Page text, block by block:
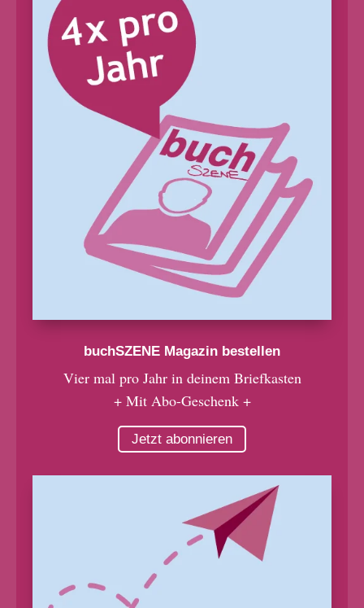
buchSZENE Magazin bestellen
Vier mal pro Jahr in deinem Briefkasten
+ Mit Abo-Geschenk +
Jetzt abonnieren